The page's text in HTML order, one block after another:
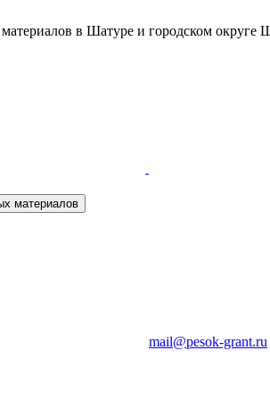
в Шатуре и городском округе
нерудных материалов
mail@pesok-grant.ru